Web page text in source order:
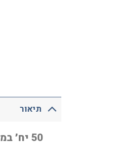
תיאור
50 יח׳ במארז.